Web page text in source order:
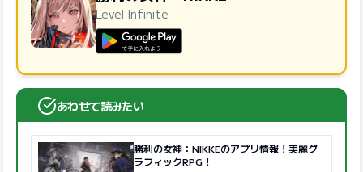
Level Infinite
あわせて読みたい
勝利の女神：NIKKEのアプリ情報！美麗グ
ラフィックRPG！